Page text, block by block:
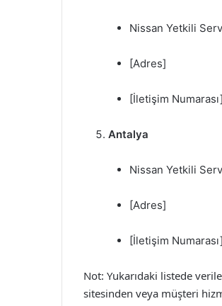
Nissan Yetkili
[Adres]
[İletişim Numarası]
Antalya
Nissan Yetkili
[Adres]
[İletişim Numarası]
Not: Yukarıdaki listede
sitesinden veya müşteri